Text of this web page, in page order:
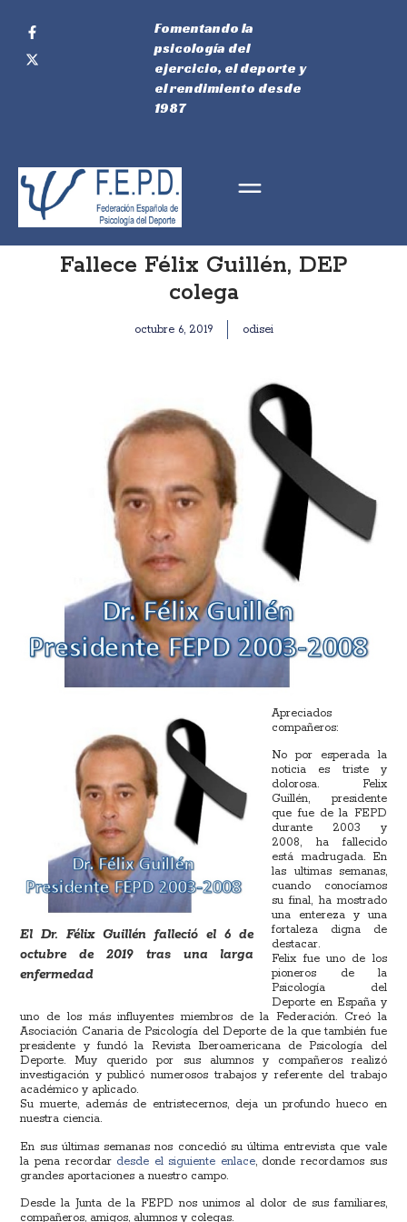
Fomentando la
psicología del
ejercicio, el deporte y
el rendimiento desde
1987
Fallece Félix Guillén, DEP
colega
octubre 6, 2019 odisei
El Dr. Félix Guillén falleció el 6 de
octubre de 2019 tras una larga
enfermedad
Apreciados
compañeros:
No por esperada la
noticia es triste y
dolorosa. Felix
Guillén, presidente
que fue de la FEPD
durante 2003 y
2008, ha fallecido
está madrugada. En
las ultimas semanas,
cuando conocíamos
su final, ha mostrado
una entereza y una
fortaleza digna de
destacar.
Felix fue uno de los
pioneros de la
Psicología del
Deporte en España y
uno de los más influyentes miembros de la Federación. Creó la
Asociación Canaria de Psicología del Deporte de la que también fue
presidente y fundó la Revista Iberoamericana de Psicología del
Deporte. Muy querido por sus alumnos y compañeros realizó
investigación y publicó numerosos trabajos y referente del trabajo
académico y aplicado.
Su muerte, además de entristecernos, deja un profundo hueco en
nuestra ciencia.
En sus últimas semanas nos concedió su última entrevista que vale
la pena recordar desde el siguiente enlace, donde recordamos sus
grandes aportaciones a nuestro campo.
Desde la Junta de la FEPD nos unimos al dolor de sus familiares,
compañeros, amigos, alumnos y colegas.